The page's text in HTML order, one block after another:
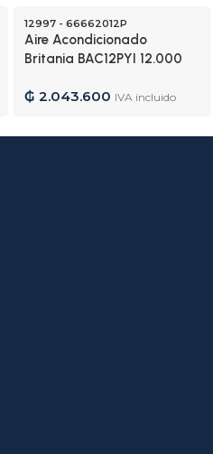
12997 - 66662012P
Aire Acondicionado
Britania BAC12PYI 12.000
– 220V/50HZ – 12997
₲ 2.043.600 IVA incluido